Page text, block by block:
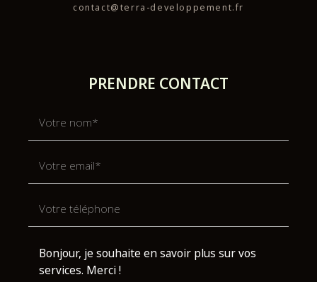
contact@terra-developpement.fr
PRENDRE CONTACT